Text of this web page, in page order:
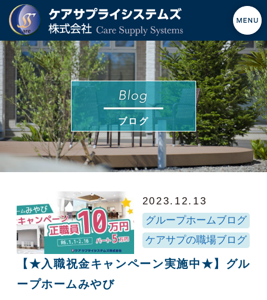
ブログ
2023.12.13
グループホームブログ
ケアサプの職場ブログ
【★入職祝金キャンペーン実施中★】グル
ープホームみやび